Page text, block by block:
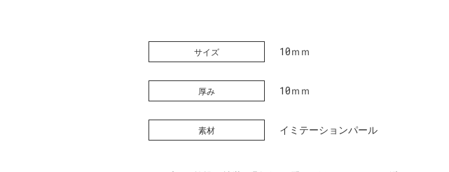
サイズ 10ｍｍ
厚み 10ｍｍ
素材 イミテーションパール